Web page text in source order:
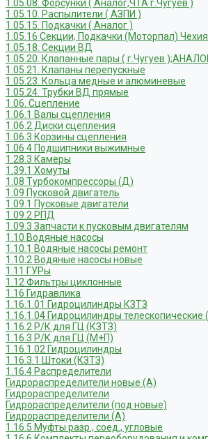
1.05.08. Форсунки ( Аналог,ЧТА г.Чугуев )
1.05.10. Распылители ( АЗПИ )
1.05.15. Подкачки ( Аналог )
1.05.16 Секции, Подкачки (Моторпал) Чехия
1.05.18. Секции ВД
1.05.20. Клапанные пары ( г.Чугуев
1.05.21. Клапаны перепускные
1.05.23. Кольца медные и алюминевые
1.05.24. Трубки ВД прямые
1.06. Сцепление
1.06.1 Валы сцепления
1.06.2 Диски сцепления
1.06.3 Корзины сцепления
1.06.4 Подшипники выжимные
1.28.3 Камеры
1.39.1 Хомуты
1.08 Турбокомпрессоры (Д)
1.09 Пусковой двигатель
1.09.1 Пусковые двигатели
1.09.2 РПД
1.09.3 Запчасти к пусковым двигателям
1.10 Водяные насосы
1.10.1 Водяные насосы ремонт
1.10.2 Водяные насосы новые
1.11 ГУРы
1.12 Фильтры циклонные
1.16 Гидравлика
1.16.1.01 Гидроцилиндры КЗТЗ
1.16.1.04 Гидроцилиндры телескопические
1.16.2 Р/К для ГЦ (КЗТЗ)
1.16.3 Р/К для ГЦ (М+П)
1.16.1.02 Гидроцилиндры
1.16.3.1 Штоки (КЗТЗ)
1.16.4 Распределители
Гидрораспределители новые (А)
Гидрораспределители
Гидрораспределители (под новые)
Гидрораспределители (А)
1.16.5 Муфты разр., соед., угловые